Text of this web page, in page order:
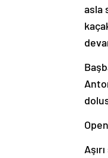
asla